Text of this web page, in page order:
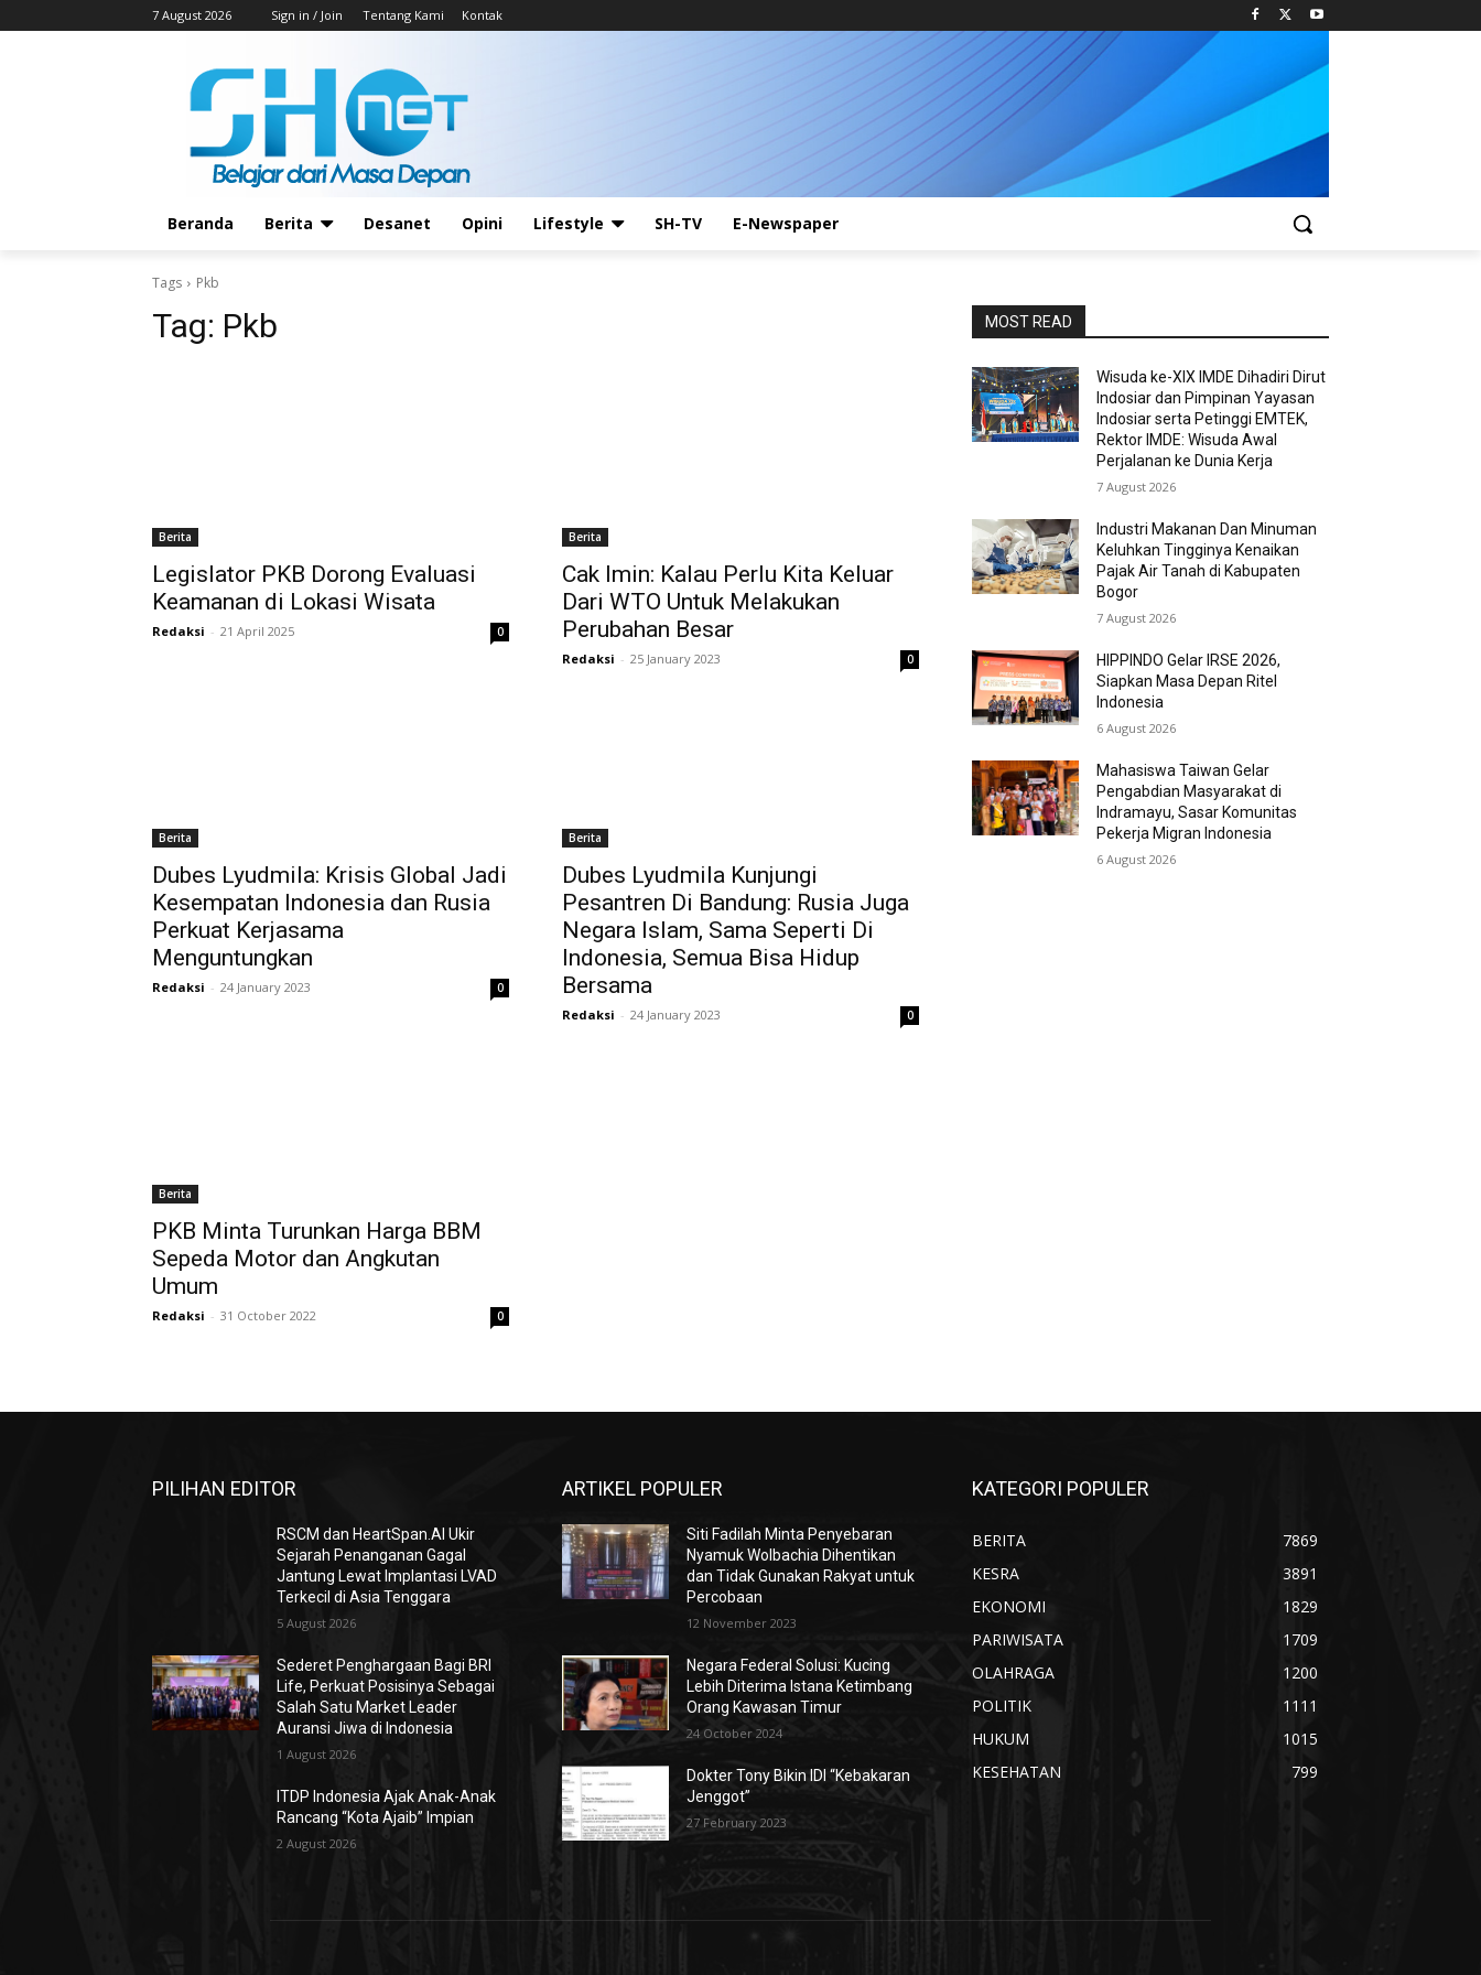
7 August 2026 Sign in / Join Tentang Kami Kontak
Beranda Berita Desanet Opini Lifestyle SH-TV E-Newspaper
Tags Pkb
Tag: Pkb
Berita
Legislator PKB Dorong Evaluasi
Keamanan di Lokasi Wisata
Redaksi - 21 April 2025 0
Berita
Cak Imin: Kalau Perlu Kita Keluar
Dari WTO Untuk Melakukan
Perubahan Besar
Redaksi - 25 January 2023 0
Berita
Dubes Lyudmila: Krisis Global Jadi
Kesempatan Indonesia dan Rusia
Perkuat Kerjasama
Menguntungkan
Redaksi - 24 January 2023 0
Berita
Dubes Lyudmila Kunjungi
Pesantren Di Bandung: Rusia Juga
Negara Islam, Sama Seperti Di
Indonesia, Semua Bisa Hidup
Bersama
Redaksi - 24 January 2023 0
Berita
PKB Minta Turunkan Harga BBM
Sepeda Motor dan Angkutan
Umum
Redaksi - 31 October 2022 0
MOST READ
Wisuda ke-XIX IMDE Dihadiri Dirut
Indosiar dan Pimpinan Yayasan
Indosiar serta Petinggi EMTEK,
Rektor IMDE: Wisuda Awal
Perjalanan ke Dunia Kerja
7 August 2026
Industri Makanan Dan Minuman
Keluhkan Tingginya Kenaikan
Pajak Air Tanah di Kabupaten
Bogor
7 August 2026
HIPPINDO Gelar IRSE 2026,
Siapkan Masa Depan Ritel
Indonesia
6 August 2026
Mahasiswa Taiwan Gelar
Pengabdian Masyarakat di
Indramayu, Sasar Komunitas
Pekerja Migran Indonesia
6 August 2026
PILIHAN EDITOR
RSCM dan HeartSpan.AI Ukir
Sejarah Penanganan Gagal
Jantung Lewat Implantasi LVAD
Terkecil di Asia Tenggara
5 August 2026
Sederet Penghargaan Bagi BRI
Life, Perkuat Posisinya Sebagai
Salah Satu Market Leader
Auransi Jiwa di Indonesia
1 August 2026
ITDP Indonesia Ajak Anak-Anak
Rancang “Kota Ajaib” Impian
2 August 2026
ARTIKEL POPULER
Siti Fadilah Minta Penyebaran
Nyamuk Wolbachia Dihentikan
dan Tidak Gunakan Rakyat untuk
Percobaan
12 November 2023
Negara Federal Solusi: Kucing
Lebih Diterima Istana Ketimbang
Orang Kawasan Timur
24 October 2024
Dokter Tony Bikin IDI “Kebakaran
Jenggot”
27 February 2023
KATEGORI POPULER
BERITA
7869
KESRA
3891
EKONOMI
1829
PARIWISATA
1709
OLAHRAGA
1200
POLITIK
1111
HUKUM
1015
KESEHATAN
799